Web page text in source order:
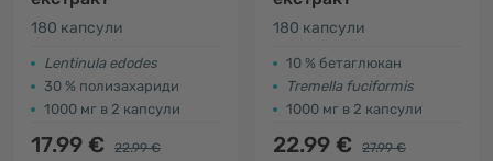
180 капсули
Lentinula edodes
30 % полизахариди
1000 мг в 2 капсули
17.99 €
22.99 €
180 капсули
10 % бетаглюкан
Tremella fuciformis
1000 мг в 2 капсули
22.99 €
27.99 €